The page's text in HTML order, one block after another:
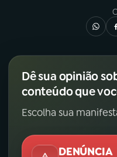
Dê sua opinião
conteúdo que
Escolha sua
DENÚNCIA